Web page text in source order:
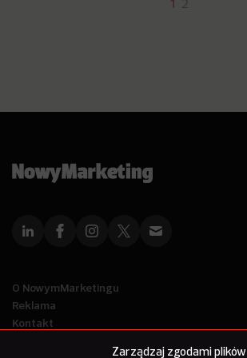
Zarządzaj zgodami plików
1 2
O NowymMarketingu
Reklama
Kontakt